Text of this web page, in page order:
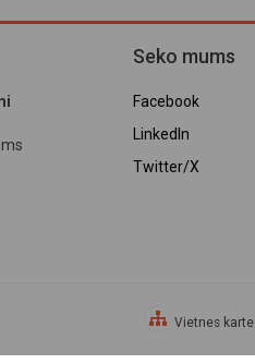
Seko mums
Facebook
LinkedIn
Twitter/X
Vietnes karte